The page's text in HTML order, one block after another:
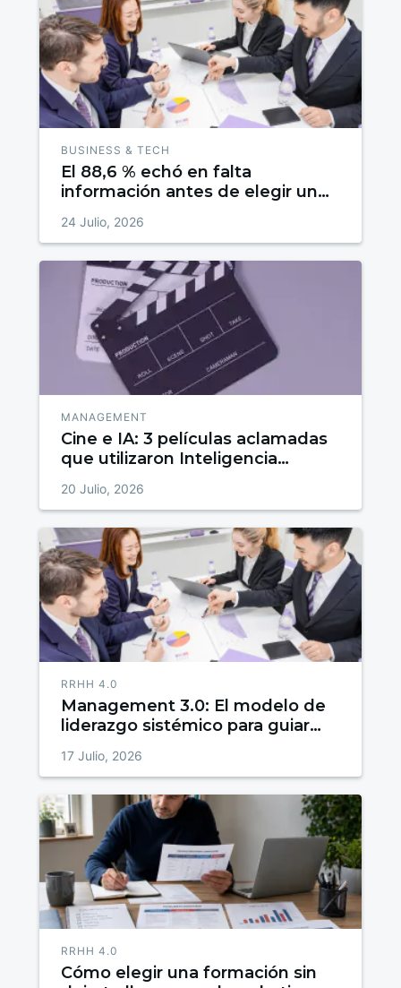
BUSINESS & TECH
El 88,6 % echó en falta
información antes de elegir un
24 Julio, 2026
MANAGEMENT
Cine e IA: 3 películas aclamadas
que utilizaron Inteligencia
20 Julio, 2026
RRHH 4.0
Management 3.0: El modelo de
liderazgo sistémico para guiar
el éxito
17 Julio, 2026
RRHH 4.0
Cómo elegir una formación sin